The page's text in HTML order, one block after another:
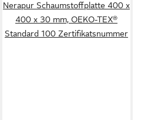
Nerapur Schaumstoffplatte 400 x
400 x 30 mm, OEKO-TEX®
Standard 100 Zertifikatsnummer